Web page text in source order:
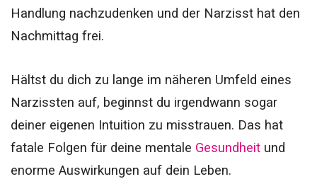
Handlung nachzudenken und der Narzisst hat den
Nachmittag frei.
Hältst du dich zu lange im näheren Umfeld eines
Narzissten auf, beginnst du irgendwann sogar
deiner eigenen Intuition zu misstrauen. Das hat
fatale Folgen für deine mentale Gesundheit und
enorme Auswirkungen auf dein Leben.